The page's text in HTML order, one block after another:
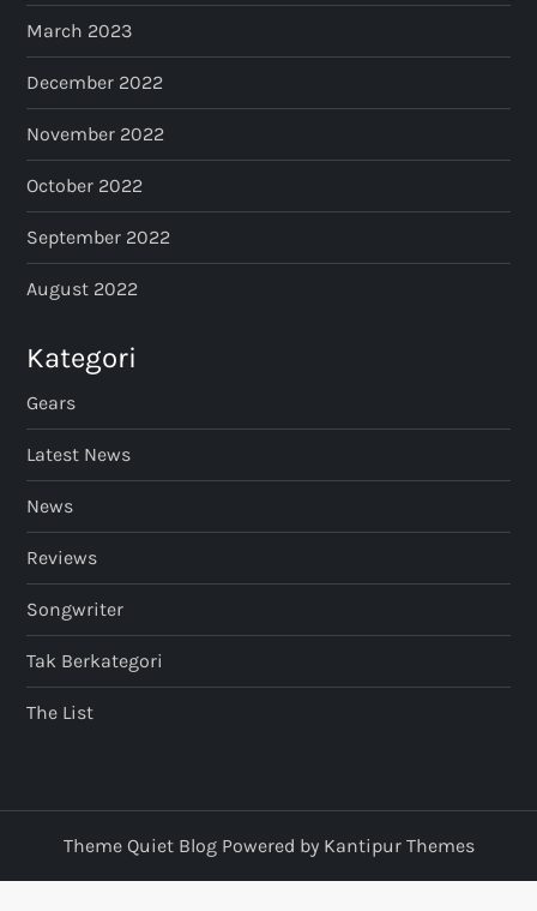
March 2023
December 2022
November 2022
October 2022
September 2022
August 2022
Kategori
Gears
Latest News
News
Reviews
Songwriter
Tak Berkategori
The List
Theme Quiet Blog Powered by Kantipur Themes